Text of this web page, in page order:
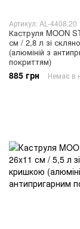
Артикул: AL-4408.20
Каструля MOON
см / 2,8 л зі
(алюміній з
покриттям)
885 грн Немає в